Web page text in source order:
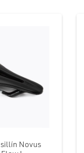
Novus